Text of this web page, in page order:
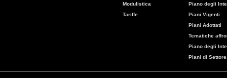
Modulistica
Tariffe
Piano degli
Piani Vigenti
Piani Adottati
Tematiche
Piano degli
Piani di Settore